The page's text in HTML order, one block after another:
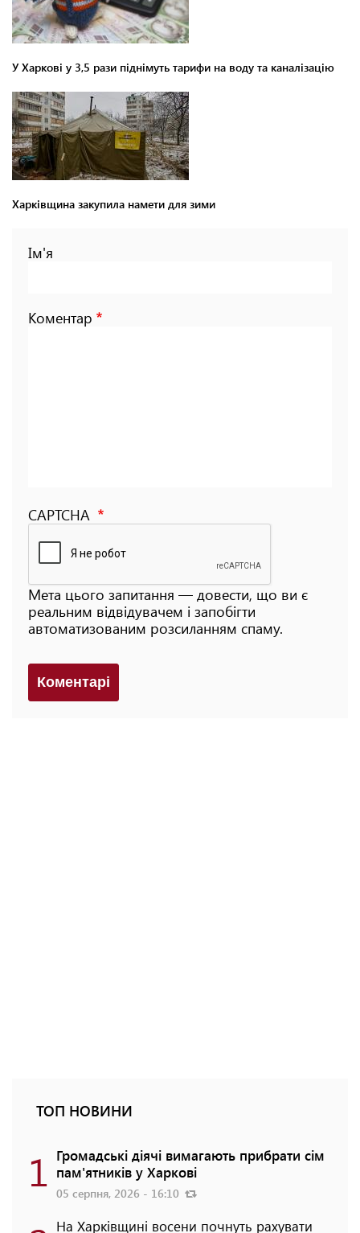
У Харкові у 3,5 рази піднімуть тарифи на воду та каналізацію
Харківщина закупила намети для зими
Ім'я
Коментар
CAPTCHA
Мета цього запитання — довести, що ви є
реальним відвідувачем і запобігти
автоматизованим розсиланням спаму.
Коментарi
ТОП НОВИНИ
1 Громадські діячі вимагають прибрати сім
пам'ятників у Харкові
05 серпня, 2026 - 16:10
На Харківщині восени почнуть рахувати